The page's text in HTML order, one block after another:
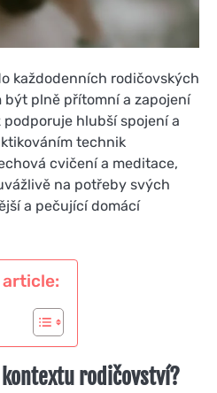
každodenních rodičovských
plně přítomní a zapojení
hlubší spojení a
technik
cvičení a meditace,
na potřeby svých
a pečující domácí
article:
rodičovství?